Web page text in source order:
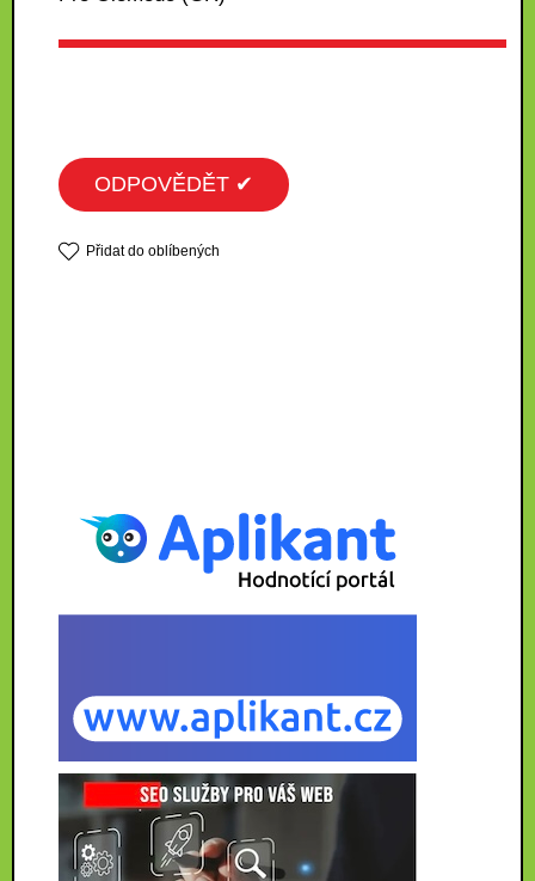
ODPOVĚDĚT ✔
Přidat do oblíbených